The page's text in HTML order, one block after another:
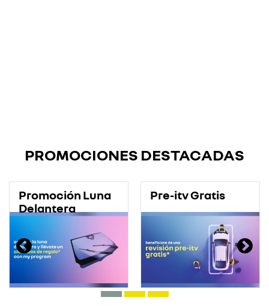
PROMOCIONES DESTACADAS
Promoción Luna
Delantera
Pre-itv Gratis